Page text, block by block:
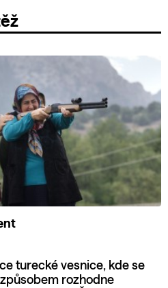
turecké vesnice, kde se
rozhodne